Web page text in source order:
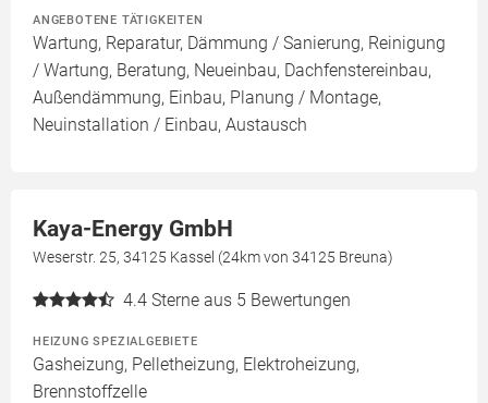
ANGEBOTENE TÄTIGKEITEN
Wartung, Reparatur, Dämmung / Sanierung, Reinigung
/ Wartung, Beratung, Neueinbau, Dachfenstereinbau,
Außendämmung, Einbau, Planung / Montage,
Neuinstallation / Einbau, Austausch
Kaya-Energy GmbH
Weserstr. 25, 34125 Kassel (24km von 34125 Breuna)
4.4 Sterne aus 5 Bewertungen
HEIZUNG SPEZIALGEBIETE
Gasheizung, Pelletheizung, Elektroheizung,
Brennstoffzelle